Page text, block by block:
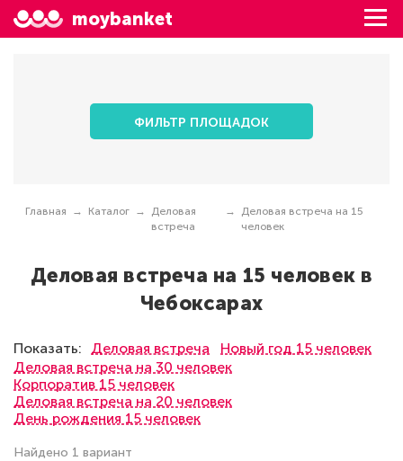
moybanket
ФИЛЬТР ПЛОЩАДОК
Главная Каталог
Деловая
встреча
Деловая встреча на 15
человек
Деловая встреча на 15 человек в
Чебоксарах
Показать: Деловая встреча
Новый год 15 человек
Деловая встреча на 30 человек
Корпоратив 15 человек
Деловая встреча на 20 человек
День рождения 15 человек
Найдено 1 вариант